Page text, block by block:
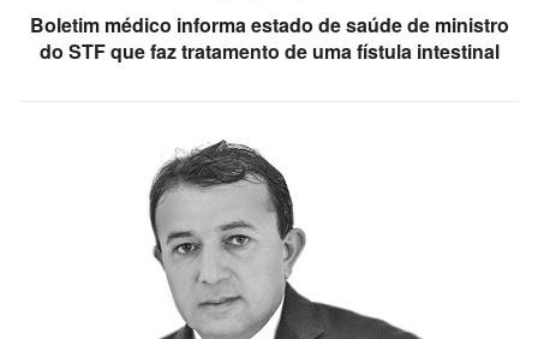
Boletim médico informa estado de saúde de ministro
do STF que faz tratamento de uma fístula intestinal